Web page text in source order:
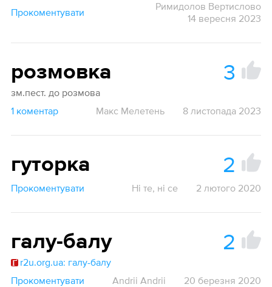
Прокоментувати
Римидолов Вертислово
14 вересня 2023
розмовка 3
зм.пест. до розмова
1 коментар
Макс Мелетень 8 листопада 2023
гуторка 2
Прокоментувати Ні те, ні се 2 лютого 2020
галу-балу 2
r2u.org.ua: галу-балу
Прокоментувати
Andrii Andrii 20 березня 2020